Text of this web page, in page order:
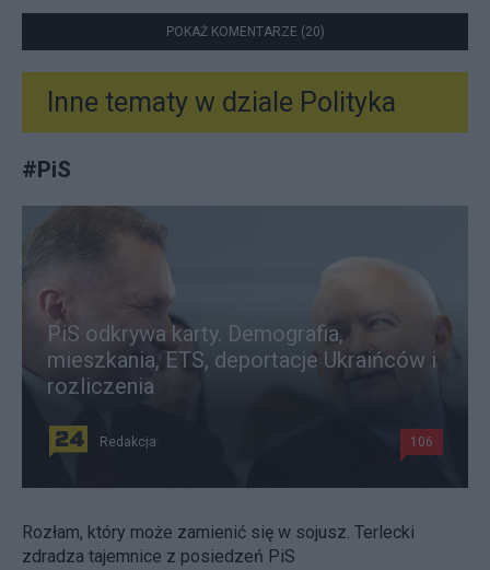
POKAŻ KOMENTARZE (20)
Inne tematy w dziale Polityka
#PiS
PiS odkrywa karty. Demografia,
mieszkania, ETS, deportacje Ukraińców i
rozliczenia
Redakcja 106
Rozłam, który może zamienić się w sojusz. Terlecki
zdradza tajemnice z posiedzeń PiS